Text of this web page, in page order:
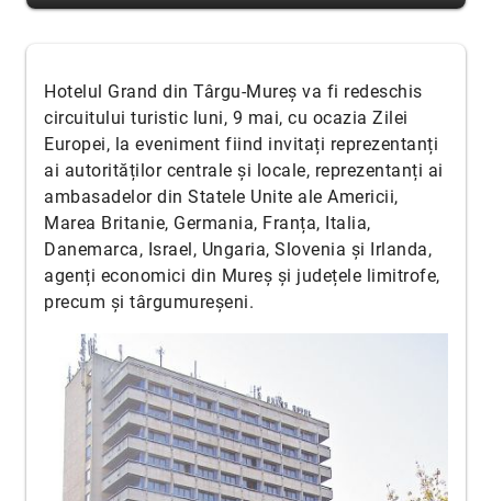
Hotelul Grand din Târgu-Mureș va fi redeschis
circuitului turistic luni, 9 mai, cu ocazia Zilei
Europei, la eveniment fiind invitați reprezentanți
ai autorităților centrale și locale, reprezentanți ai
ambasadelor din Statele Unite ale Americii,
Marea Britanie, Germania, Franța, Italia,
Danemarca, Israel, Ungaria, Slovenia și Irlanda,
agenți economici din Mureș și județele limitrofe,
precum și târgumureșeni.